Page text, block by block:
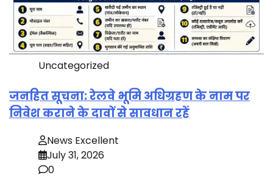
Uncategorized
जनहित सूचना: रेलवे भूमि अधिग्रहण के नाम पर
निवेश कराने के दावों से सावधान रहें
News Excellent
July 31, 2026
0